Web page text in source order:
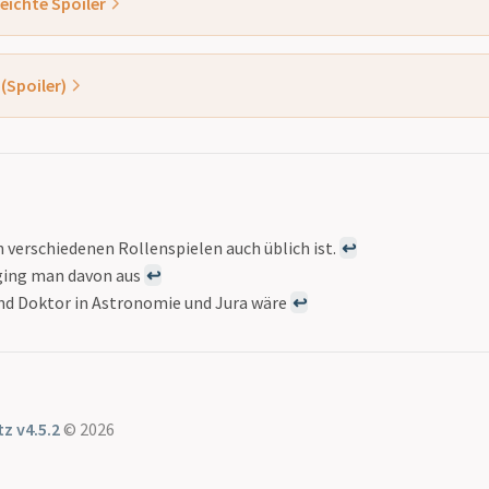
andeutet, haben es diesmal die Hexologists mit Zeit und
tun, etwas was eigentlichunmöglichgalt. Des Weiteren wird
von Isoldes Vater, und die Frage ober er noch lebt oder
allerdings war mir schon recht schnell klarwerhinter
interessant war waren die
die Protagonisten kannten es ja nicht anders durch die
Veränderungen sorgten beim Lesen für einige Überraschungen
und haben Zähne?”) zumal das Universum der Hexologists
verschiedenen Rollenspielen auch üblich ist. ↩
man davon aus ↩
Doktor in Astronomie und Jura wäre ↩
v4.5.2© 2026